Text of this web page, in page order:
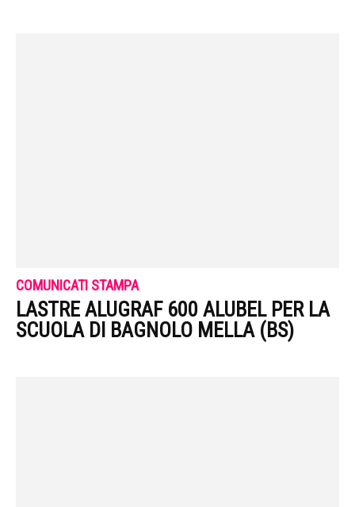
COMUNICATI STAMPA
LASTRE ALUGRAF 600 ALUBEL PER LA
SCUOLA DI BAGNOLO MELLA (BS)